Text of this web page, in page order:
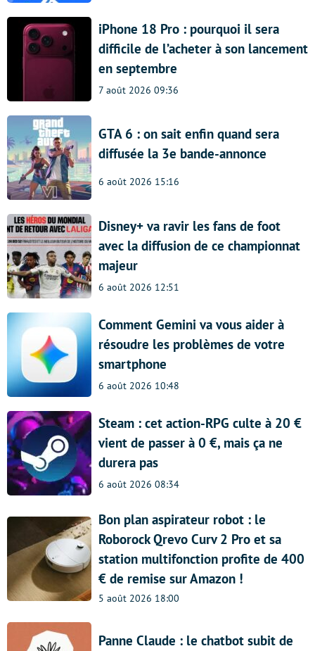
iPhone 18 Pro : pourquoi il sera
difficile de l’acheter à son lancement
en septembre
7 août 2026 09:36
GTA 6 : on sait enfin quand sera
diffusée la 3e bande-annonce
6 août 2026 15:16
Disney+ va ravir les fans de foot
avec la diffusion de ce championnat
majeur
6 août 2026 12:51
Comment Gemini va vous aider à
résoudre les problèmes de votre
smartphone
6 août 2026 10:48
Steam : cet action-RPG culte à 20 €
vient de passer à 0 €, mais ça ne
durera pas
6 août 2026 08:34
Bon plan aspirateur robot : le
Roborock Qrevo Curv 2 Pro et sa
station multifonction profite de 400
€ de remise sur Amazon !
5 août 2026 18:00
Panne Claude : le chatbot subit de